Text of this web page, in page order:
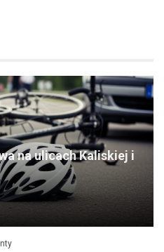
na ulicach Kaliskiej i